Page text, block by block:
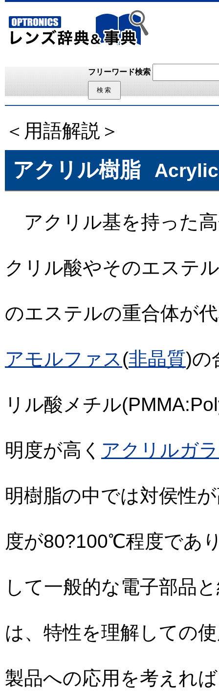
フリーワード検索
＜用語解説＞
アクリル樹脂
アクリル基を持った
クリル酸やそのエステ
のエステルの重合体が
アモルファス(非晶質)の
リル酸メチル
明度が高く アクリルガ
明樹脂の中では対侯性
度が80?100℃程度であ
して一般的な電子部品
は、特性を理解しての
製品への応用を考えれ